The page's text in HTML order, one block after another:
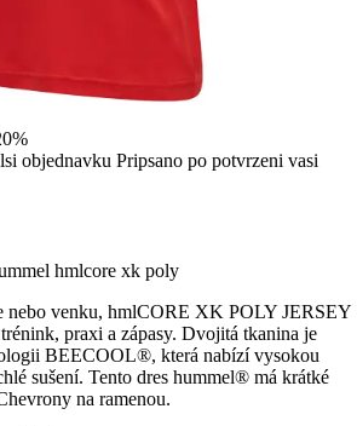
objednavku Pripsano po potvrzeni vasi
hmlcore xk poly
nebo venku, hmlCORE XK POLY JERSEY
praxi a zápasy. Dvojitá tkanina je
BEECOOL®, která nabízí vysokou
sušení. Tento dres hummel® má krátké
na ramenou.